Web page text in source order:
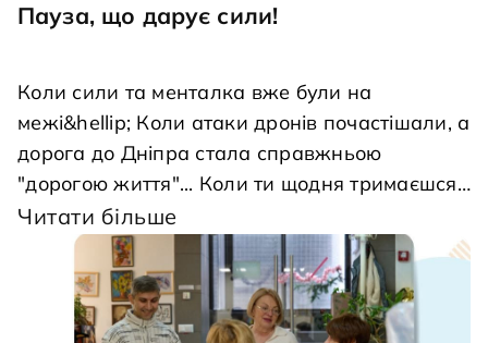
Пауза, що дарує сили!
Коли сили та менталка вже були на
межі&hellip; Коли атаки дронів почастішали, а
дорога до Дніпра стала справжньою
"дорогою життя"... Коли ти щодня тримаєшся,
працюєш, допомагаєш, вирішуєш проблеми й
намагаєшся бути опорою для інших&hellip;
Команда Фонду вирушила на&hellip;
оздоровлення
Читати більше